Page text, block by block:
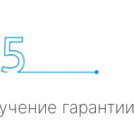
гарантии